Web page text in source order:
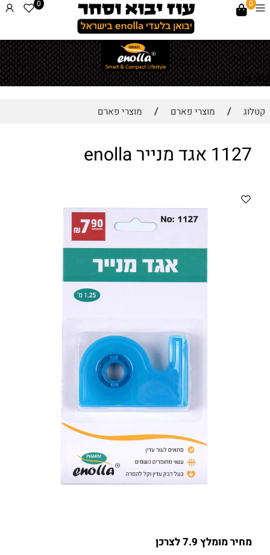
לחץ כאן
0
0
קטלוג / מוצרי פארם / מוצרי פארם
1127 אגד מנייר enolla
מחיר מומלץ 7.9 לצרכן